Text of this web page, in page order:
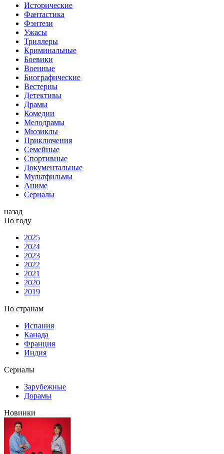
Исторические
Фантастика
Фэнтези
Ужасы
Триллеры
Криминальные
Боевики
Военные
Биографические
Вестерны
Детективы
Драмы
Комедии
Мелодрамы
Мюзиклы
Приключения
Семейные
Спортивные
Документальные
Мультфильмы
Аниме
Сериалы
назад
По году
2025
2024
2023
2022
2021
2020
2019
По странам
Испания
Канада
Франция
Индия
Сериалы
Зарубежные
Дорамы
Новинки